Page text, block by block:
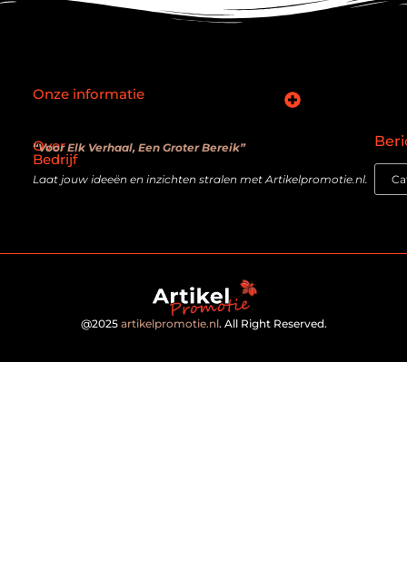
Over
Bedrijf
“Voor Elk Verhaal, Een Groter Bereik”
Laat jouw ideeën en inzichten stralen met Artikelpromotie.nl.
Onze informatie
@2025 artikelpromotie.nl. All Right Reserved.